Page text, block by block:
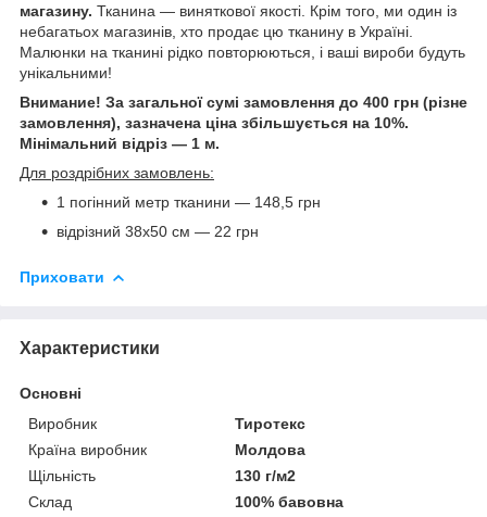
магазину. Тканина — виняткової якості. Крім того, ми один із
небагатьох магазинів, хто продає цю тканину в Україні.
Малюнки на тканині рідко повторюються, і ваші вироби будуть
унікальними!
Внимание! За загальної сумі замовлення до 400 грн (різне
замовлення), зазначена ціна збільшується на 10%.
Мінімальний відріз — 1 м.
Для роздрібних замовлень:
1 погінний метр тканини — 148,5 грн
відрізний 38х50 см — 22 грн
Приховати
Характеристики
Основні
Виробник
Тиротекс
Країна виробник
Молдова
Щільність
130 г/м2
Склад
100% бавовна